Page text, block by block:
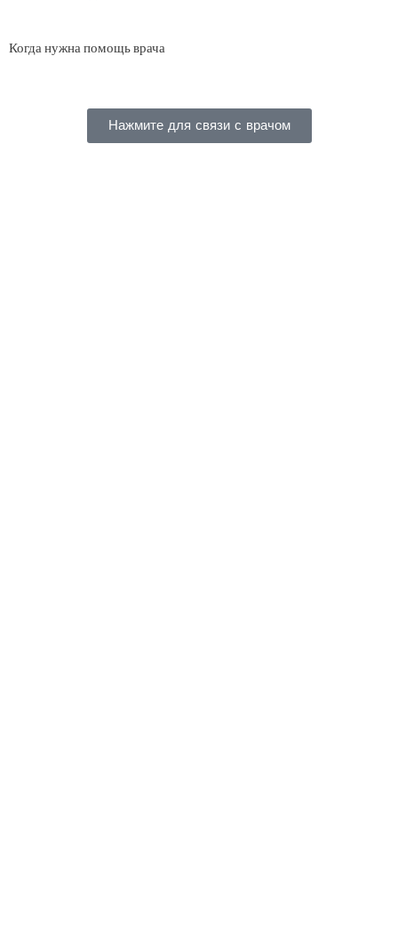
Когда нужна помощь врача
Нажмите для связи с врачом